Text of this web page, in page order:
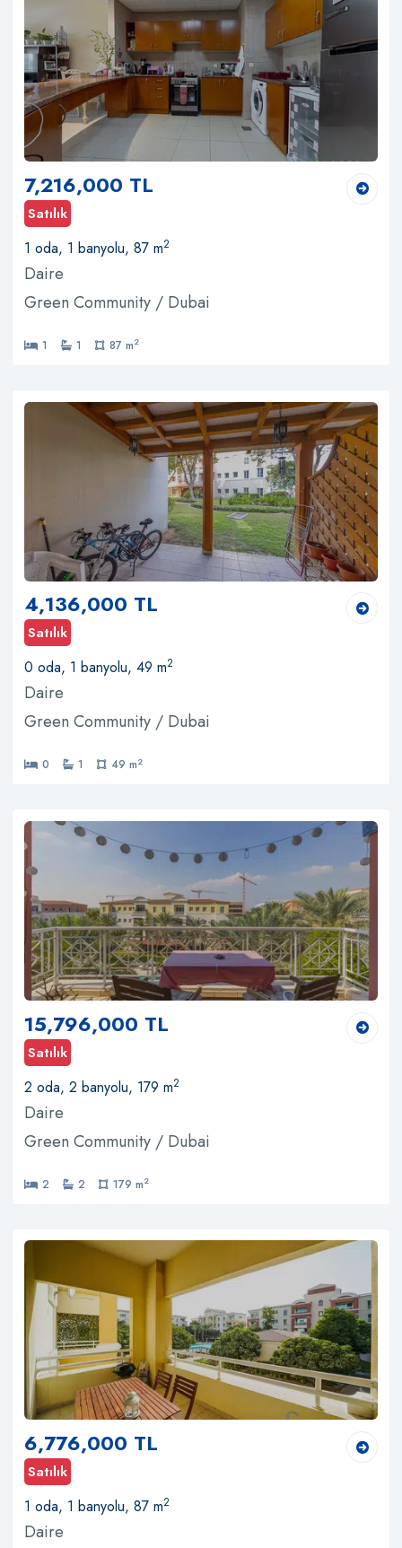
7,216,000 TL
Satılık
1 oda, 1 banyolu, 87 m2
Daire
Green Community / Dubai
1 1 87 m2
4,136,000 TL
Satılık
0 oda, 1 banyolu, 49 m2
Daire
Green Community / Dubai
0 1 49 m2
15,796,000 TL
Satılık
2 oda, 2 banyolu, 179 m2
Daire
Green Community / Dubai
2 2 179 m2
6,776,000 TL
Satılık
1 oda, 1 banyolu, 87 m2
Daire